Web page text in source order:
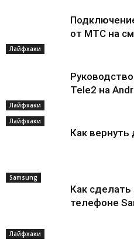
Лайфхаки
от МТС на
Лайфхаки
Tele2 на
Лайфхаки
Как вернуть
Samsung
Как сделать
телефоне
Лайфхаки